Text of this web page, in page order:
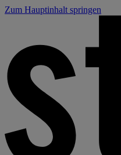
Zum Hauptinhalt springen